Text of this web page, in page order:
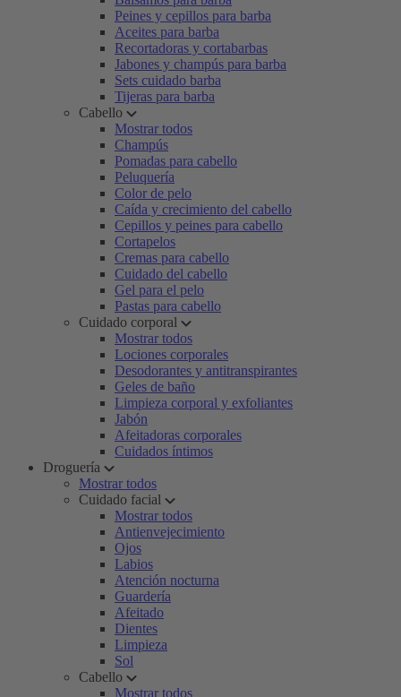
Peines y cepillos para barba
Aceites para barba
Recortadoras y cortabarbas
Jabones y champús para barba
Sets cuidado barba
Tijeras para barba
Cabello
Mostrar todos
Champús
Pomadas para cabello
Peluquería
Color de pelo
Caída y crecimiento del cabello
Cepillos y peines para cabello
Cortapelos
Cremas para cabello
Cuidado del cabello
Gel para el pelo
Pastas para cabello
Cuidado corporal
Mostrar todos
Lociones corporales
Desodorantes y antitranspirantes
Geles de baño
Limpieza corporal y exfoliantes
Jabón
Afeitadoras corporales
Cuidados íntimos
Droguería
Mostrar todos
Cuidado facial
Mostrar todos
Antienvejecimiento
Ojos
Labios
Atención nocturna
Guardería
Afeitado
Dientes
Limpieza
Sol
Cabello
Mostrar todos